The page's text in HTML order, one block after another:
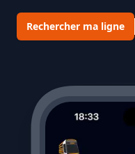
Rechercher ma ligne